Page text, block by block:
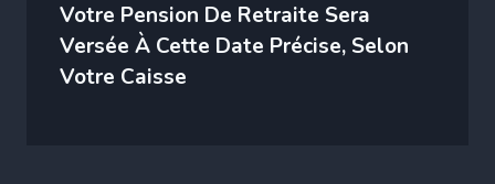
Votre Pension De Retraite Sera
Versée À Cette Date Précise, Selon
Votre Caisse